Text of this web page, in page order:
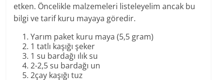
etken. Öncelikle malzemeleri listeleyelim ancak bu
bilgi ve tarif kuru mayaya göredir.
Yarım paket kuru maya (5,5 gram)
1 tatlı kaşığı şeker
1 su bardağı ılık su
2-2,5 su bardağı un
2çay kaşığı tuz